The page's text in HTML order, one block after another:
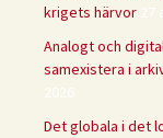
krigets härvor
Analogt och
samexistera i
2026
Det globala i det